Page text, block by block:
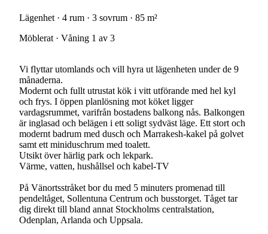
Lägenhet · 4 rum · 3 sovrum · 85 m²
Möblerat · Våning 1 av 3
Vi flyttar utomlands och vill hyra ut lägenheten under de 9
månaderna.
Modernt och fullt utrustat kök i vitt utförande med hel kyl
och frys. I öppen planlösning mot köket ligger
vardagsrummet, varifrån bostadens balkong nås. Balkongen
är inglasad och belägen i ett soligt sydväst läge. Ett stort och
modernt badrum med dusch och Marrakesh-kakel på golvet
samt ett miniduschrum med toalett.
Utsikt över härlig park och lekpark.
Värme, vatten, hushållsel och kabel-TV
På Vänortsstråket bor du med 5 minuters promenad till
pendeltåget, Sollentuna Centrum och busstorget. Tåget tar
dig direkt till bland annat Stockholms centralstation,